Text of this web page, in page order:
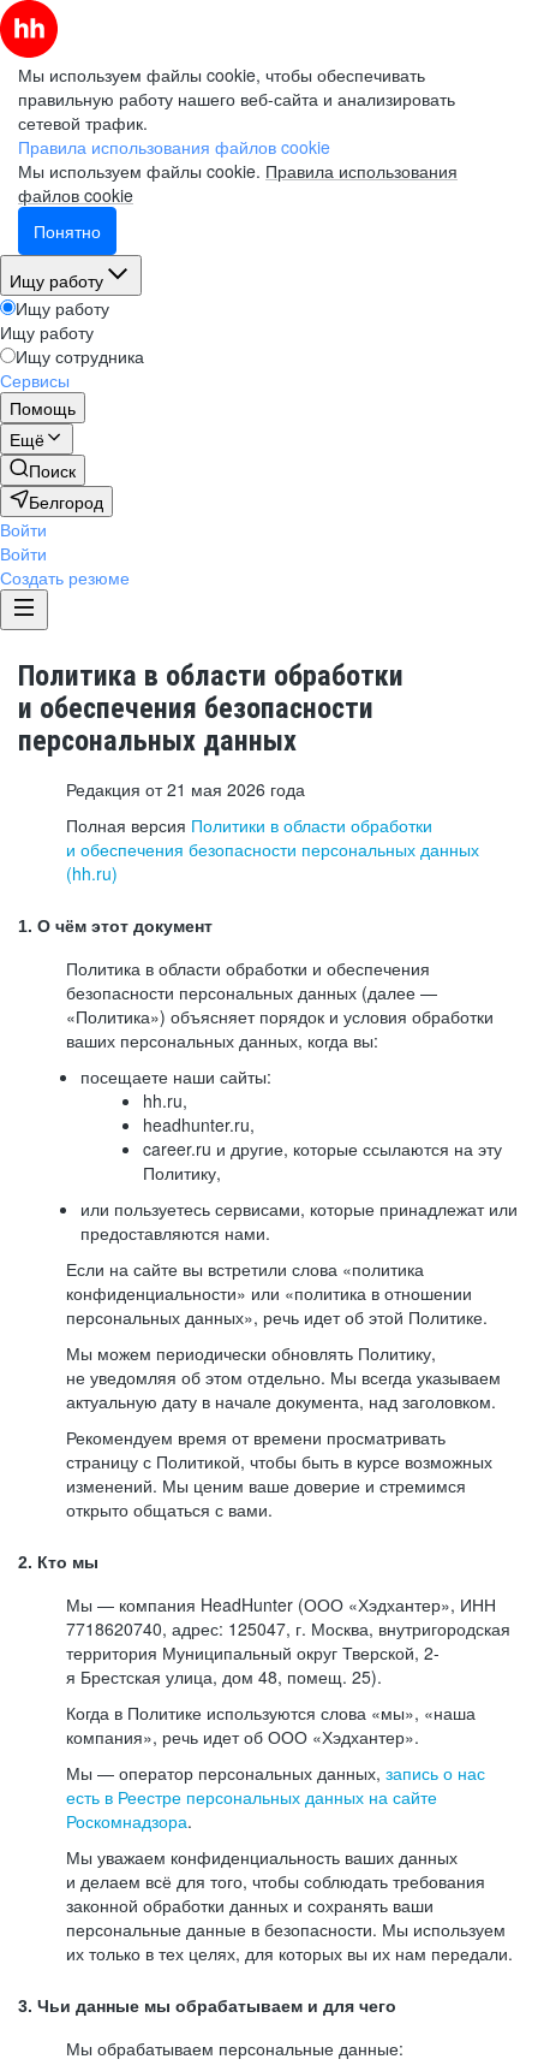
Мы используем файлы cookie, чтобы обеспечивать
правильную работу нашего веб-сайта и анализировать
сетевой трафик.
Правила использования файлов cookie
Мы используем файлы cookie. Правила использования
файлов cookie
Понятно
Ищу работу
Ищу работу
Ищу работу
Ищу сотрудника
Сервисы
Помощь
Ещё
Поиск
Белгород
Войти
Войти
Создать резюме
Политика в области обработки
и обеспечения безопасности
персональных данных
Редакция от 21 мая 2026 года
Полная версия Политики в области обработки
и обеспечения безопасности персональных данных
(hh.ru)
1. О чём этот документ
Политика в области обработки и обеспечения
безопасности персональных данных (далее —
«Политика») объясняет порядок и условия обработки
ваших персональных данных, когда вы:
посещаете наши сайты:
hh.ru,
headhunter.ru,
career.ru и другие, которые ссылаются на эту
Политику,
или пользуетесь сервисами, которые принадлежат или
предоставляются нами.
Если на сайте вы встретили слова «политика
конфиденциальности» или «политика в отношении
персональных данных», речь идет об этой Политике.
Мы можем периодически обновлять Политику,
не уведомляя об этом отдельно. Мы всегда указываем
актуальную дату в начале документа, над заголовком.
Рекомендуем время от времени просматривать
страницу с Политикой, чтобы быть в курсе возможных
изменений. Мы ценим ваше доверие и стремимся
открыто общаться с вами.
2. Кто мы
Мы — компания HeadHunter (ООО «Хэдхантер», ИНН
7718620740, адрес: 125047, г. Москва, внутригородская
территория Муниципальный округ Тверской, 2-
я Брестская улица, дом 48, помещ. 25).
Когда в Политике используются слова «мы», «наша
компания», речь идет об ООО «Хэдхантер».
Мы — оператор персональных данных, запись о нас
есть в Реестре персональных данных на сайте
Роскомнадзора.
Мы уважаем конфиденциальность ваших данных
и делаем всё для того, чтобы соблюдать требования
законной обработки данных и сохранять ваши
персональные данные в безопасности. Мы используем
их только в тех целях, для которых вы их нам передали.
3. Чьи данные мы обрабатываем и для чего
Мы обрабатываем персональные данные: